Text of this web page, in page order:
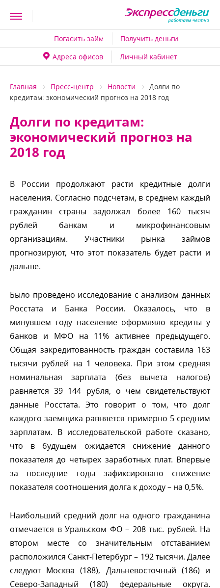
Погасить займ
Получить деньги
Адреса офисо
Личный кабинет
Главная Пресс-центр Новости
Долги по
кредитам: экономический прогноз на 2018 год
Долги по кредитам:
экономический прогноз на
2018 год
России продолжают расти кредитные долги
населения. Согласно подсчетам, в среднем каждый
ражданин страны задолжал более 160 тысяч
рублей банкам и микрофинансовым
организациям. Участники рынка займо
прогнозируют, что этот показатель будет расти и
дальше.
Было проведено исследование с анализом данных
Росстата и Банка России. Оказалось, что
минувшем году население оформляло кредиты у
анков и МФО на 11% активнее предыдущего.
Общая закредитованность граждан составила 163
тысячи рублей на 1 человека. При этом средняя
номинальная зарплата (без вычета налогов)
равняется 39 144 рубля, о чем свидетельствуют
данные Росстата. Это говорит о том, что дол
каждого заемщика равняется примерно 5 средним
зарплатам. В исследовательской работе сказано,
что в будущем ожидается снижение данного
показателя до четырех заработных плат. Впервые
за последние годы зафиксировано снижение
показателя соотношения долга к доходу – на 0,5%.
Наибольший средний долг на одного гражданина
отмечается в Уральском ФО – 208 тыс. рублей. На
тором месте со значительным отставанием
расположился Санкт-Петербург – 192 тысячи. Далее
следуют Москва (188), Дальневосточный (186) и
Северо-Западный (180) федеральные округа.